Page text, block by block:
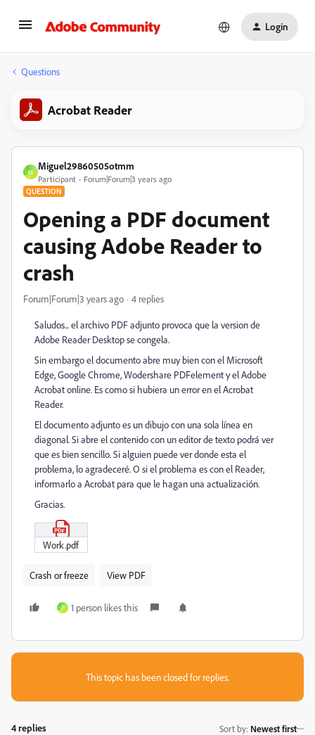
Login
Questions
Acrobat Reader
M
Miguel29860505otmm
Participant Forum|Forum|3 years ago
QUESTION
Opening a PDF document
causing Adobe Reader to
crash
Forum|Forum|3 years ago 4 replies
Saludos... el archivo PDF adjunto provoca que la version de
Adobe Reader Desktop se congela.
Sin embargo el documento abre muy bien con el Microsoft
Edge, Google Chrome, Wodershare PDFelement y el Adobe
Acrobat online. Es como si hubiera un error en el Acrobat
Reader.
El documento adjunto es un dibujo con una sola línea en
diagonal. Si abre el contenido con un editor de texto podrá ver
que es bien sencillo. Si alguien puede ver donde esta el
problema, lo agradeceré. O si el problema es con el Reader,
informarlo a Acrobat para que le hagan una actualización.
Gracias.
Work.pdf
Crash or freeze View PDF
P 1 person likes this
This topic has been closed for replies.
4 replies Sort by: Newest first